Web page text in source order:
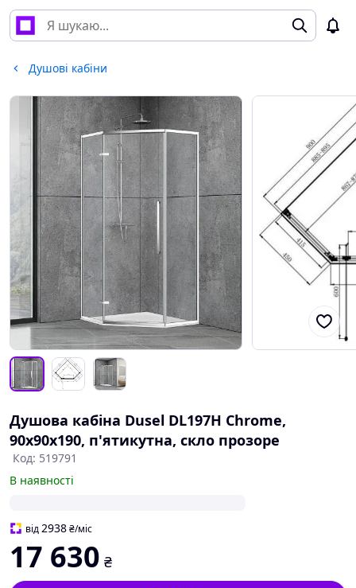
Душові кабіни
Душова кабіна Dusel DL197H Chrome,
90х90х190, п'ятикутна, скло прозоре
Код: 519791
В наявності
від2938₴/міс
17 630 ₴